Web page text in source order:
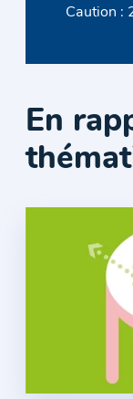
Caution :
En